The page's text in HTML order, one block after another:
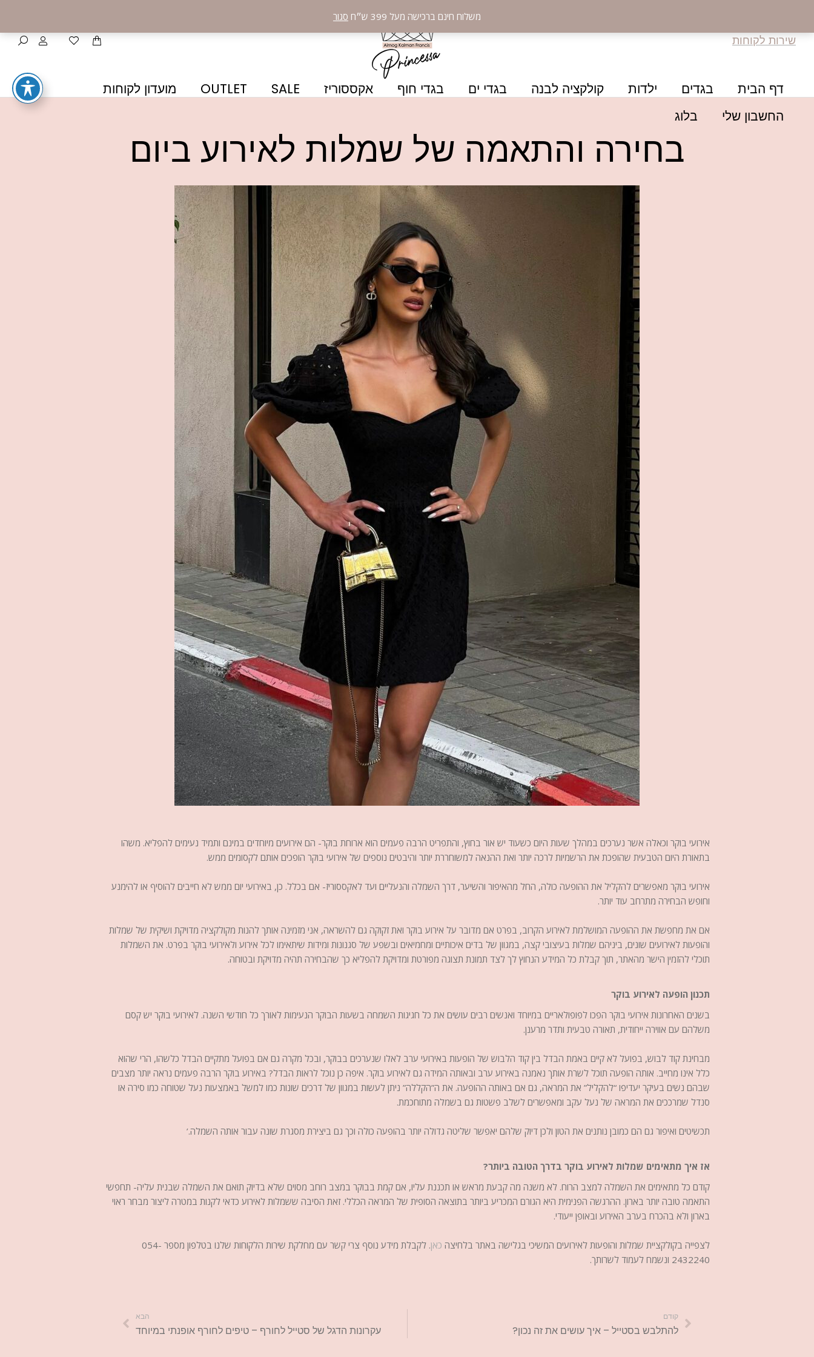
משלוח חינם ברכישה מעל 399 ש״ח סגור
שירות לקוחות
דף הבית בגדים ילדות קולקציה לבנה בגדי ים בגדי חוף אקססוריז SALE
OUTLET
מועדון לקוחות
החשבון שלי
בלוג
בחירה והתאמה של שמלות לאירוע ביום
אירועי בוקר וכאלה אשר נערכים במהלך שעות היום כשעוד יש אור בחוץ, והתפריט הרבה פעמים הוא ארוחת בוקר- הם אירועים מיוחדים במינם ותמיד נעימים להפליא. משהו
בתאורת היום הטבעית שהופכת את הרשמיות לרכה יותר ואת ההנאה למשוחררת יותר והיבטים נוספים של אירועי בוקר הופכים אותם לקסומים ממש.
אירועי בוקר מאפשרים להקליל את ההופעה כולה, החל מהאיפור והשיער, דרך השמלה והנעליים ועד לאקססוריז- אם בכלל. כן, באירועי יום ממש לא חייבים להוסיף או להימנע
וחופש הבחירה מתרחב עוד יותר.
אם את מחפשת את ההופעה המושלמת לאירוע הקרוב, בפרט אם מדובר על אירוע בוקר ואת זקוקה גם להשראה, אני מזמינה אותך להנות מקולקציה מדויקת ושיקית של שמלות
והופעות לאירועים שונים, ביניהם שמלות בעיצובי קצה, במגוון של בדים איכותיים ומחמיאים ובשפע של סגנונות ומידות שיתאימו לכל אירוע ולאירועי בוקר בפרט. את השמלות
תוכלי להזמין הישר מהאתר, תוך קבלת כל המידע הנחוץ לך לצד תמונת תצוגה מפורטת ומדויקת להפליא כך שהבחירה תהיה מדויקת ובטוחה.
תכנון הופעה לאירוע בוקר
בשנים האחרונות אירועי בוקר הפכו לפופולאריים במיוחד ואנשים רבים עושים את כל חגיגות השמחה בשעות הבוקר הנעימות לאורך כל חודשי השנה. לאירועי בוקר יש קסם
משלהם עם אווירה ייחודית, תאורה טבעית ותדר מרענן.
מבחינת קוד לבוש, בפועל לא קיים באמת הבדל בין קוד הלבוש של הופעות באירועי ערב לאלו שנערכים בבוקר, ובכל מקרה גם אם בפועל מתקיים הבדל כלשהו, הרי שהוא
כלל אינו מחייב. אותה הופעה תוכל לשרת אותך נאמנה באירוע ערב ובאותה המידה גם לאירוע בוקר. איפה כן נוכל לראות הבדל? באירוע בוקר הרבה פעמים נראה יותר מצבים
שבהם נשים בעיקר יעדיפו “להקליל” את המראה, גם אם באותה ההופעה. את ה”הקללה” ניתן לעשות במגוון של דרכים שונות כמו למשל באמצעות נעל שטוחה כמו סירה או
סנדל שמרככים את המראה של נעל עקב ומאפשרים לשלב פשטות גם בשמלה מתוחכמת.
תכשיטים ואיפור גם הם כמובן נותנים את הטון ולכן דיוק שלהם יאפשר שליטה גדולה יותר בהופעה כולה וכך גם ביצירת מסגרת שונה עבור אותה השמלה.’
אז איך מתאימים שמלות לאירוע בוקר בדרך הטובה ביותר?
קודם כל מתאימים את השמלה למצב הרוח. לא משנה מה קבעת מראש או תכננת עליו, אם קמת בבוקר במצב רוחב מסוים שלא בדיוק תואם את השמלה שבנית עליה- תחפשי
התאמה טובה יותר בארון. ההרגשה הפנימית היא הגורם המכריע ביותר בתוצאה הסופית של המראה הכללי. זאת הסיבה ששמלות לאירוע כדאי לקנות במטרה ליצור מבחר ראוי
בארון ולא בהכרח בערב האירוע ובאופן ייעודי.
לצפייה בקולקציית שמלות והופעות לאירועים המשיכי בגלישה באתר בלחיצה כאן
. לקבלת מידע נוסף צרי קשר עם מחלקת שירות הלקוחות שלנו בטלפון מספר 054-
2432240 ונשמח לעמוד לשרותך.
קודם
להתלבש בסטייל – איך עושים את זה נכון?
הבא
עקרונות הדגל של סטייל לחורף – טיפים לחורף אופנתי במיוחד